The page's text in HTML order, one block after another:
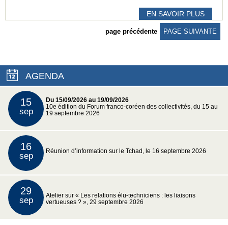
EN SAVOIR PLUS
page précédente PAGE SUIVANTE
AGENDA
15
sep
Du 15/09/2026 au 19/09/2026
10e édition du Forum franco-coréen des collectivités, du 15 au
19 septembre 2026
16
sep Réunion d’information sur le Tchad, le 16 septembre 2026
29
sep
Atelier sur « Les relations élu-techniciens : les liaisons
vertueuses ? », 29 septembre 2026